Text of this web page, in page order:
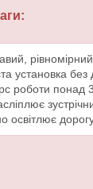
установка без
роботи понад
освітлює